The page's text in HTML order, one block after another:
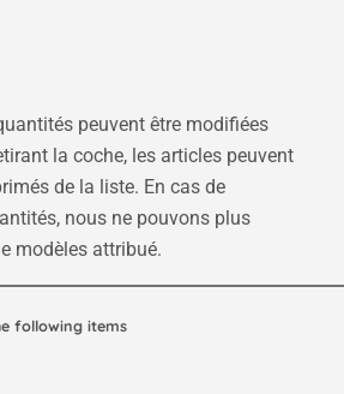
peuvent être modifiées
la coche, les articles peuvent
de la liste. En cas de
nous ne pouvons plus
modèles attribué.
following items